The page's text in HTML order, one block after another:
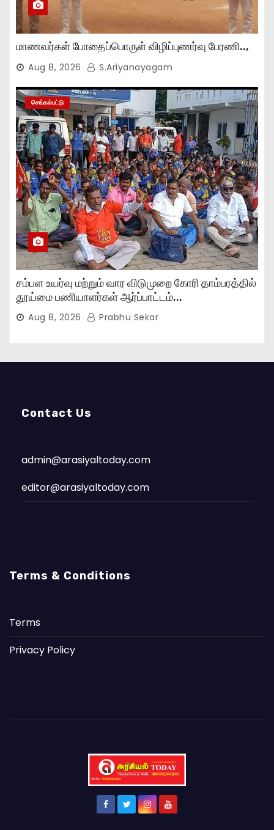
மாணவர்கள் போதைப்பொருள் விழிப்புணர்வு பேரணி..,
Aug 8, 2026 S.Ariyanayagam
செங்கல்பட்டு
சம்பள உயர்வு மற்றும் வார விடுமுறை கோரி தாம்பரத்தில்
தூய்மை பணியாளர்கள் ஆர்ப்பாட்டம்..,
Aug 8, 2026 Prabhu Sekar
Contact Us
admin@arasiyaltoday.com
editor@arasiyaltoday.com
Terms & Conditions
Terms
Privacy Policy